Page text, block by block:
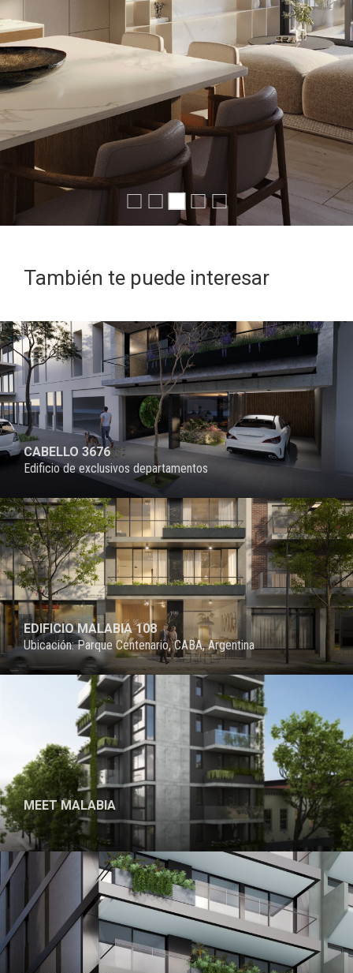
También te puede interesar
CABELLO 3676
Edificio de exclusivos departamentos
EDIFICIO MALABIA 108
Ubicación: Parque Centenario, CABA, Argentina
PROYECTO
MEET MALABIA
PROYECTO